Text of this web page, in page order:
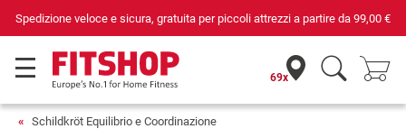
Spedizione veloce e sicura, gratuita per piccoli attrezzi a partire da 99,00 €
69x
Schildkröt Equilibrio e Coordinazione